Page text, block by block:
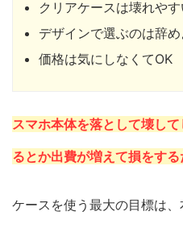
クリアケースは壊れやす
デザインで選ぶのは辞め
価格は気にしなくてOK
スマホ本体を落として壊し
るとか出費が増えて損をする
ケースを使う最大の目標は